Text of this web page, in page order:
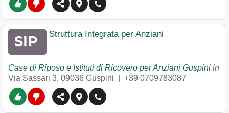
Struttura Integrata per Anziani
Case di Riposo e Istituti di Ricovero per Anziani Guspini in
Via Sassari 3, 09036 Guspini +39 0709783087